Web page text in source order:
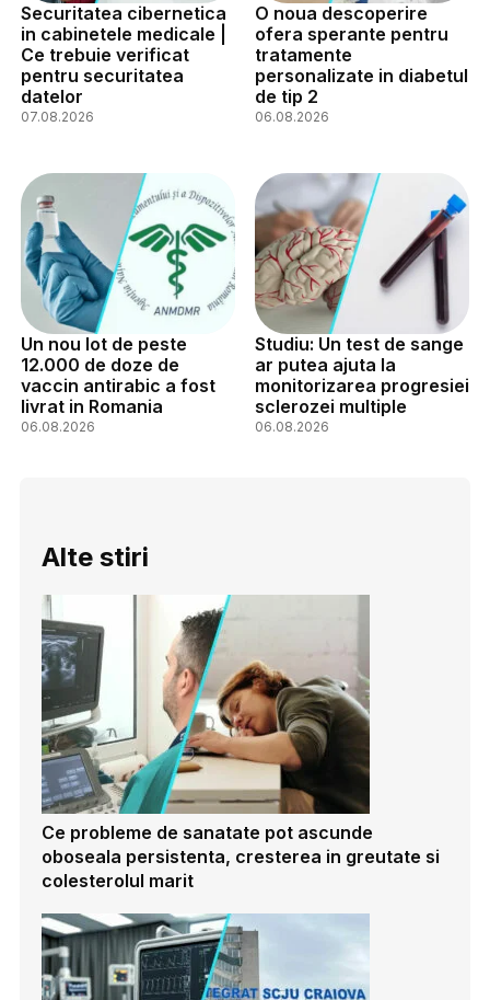
Securitatea cibernetica
in cabinetele medicale |
Ce trebuie verificat
pentru securitatea
datelor
07.08.2026
O noua descoperire
ofera sperante pentru
tratamente
personalizate in diabetul
de tip 2
06.08.2026
Un nou lot de peste
12.000 de doze de
vaccin antirabic a fost
livrat in Romania
06.08.2026
Studiu: Un test de sange
ar putea ajuta la
monitorizarea progresiei
sclerozei multiple
06.08.2026
Alte stiri
Ce probleme de sanatate pot ascunde
oboseala persistenta, cresterea in greutate si
colesterolul marit